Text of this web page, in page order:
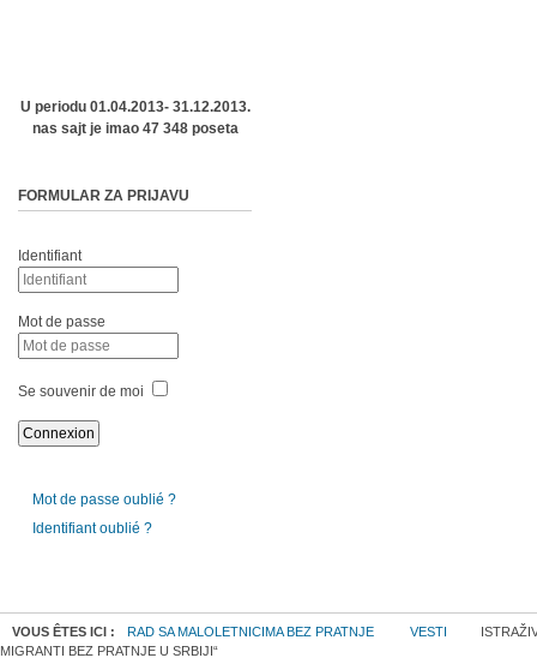
U periodu 01.04.2013- 31.12.2013.
nas sajt je imao 47 348 poseta
FORMULAR ZA PRIJAVU
Identifiant
Mot de passe
Se souvenir de moi
Mot de passe oublié ?
Identifiant oublié ?
VOUS ÊTES ICI : RAD SA MALOLETNICIMA BEZ PRATNJE VESTI
MIGRANTI BEZ PRATNJE U SRBIJI“